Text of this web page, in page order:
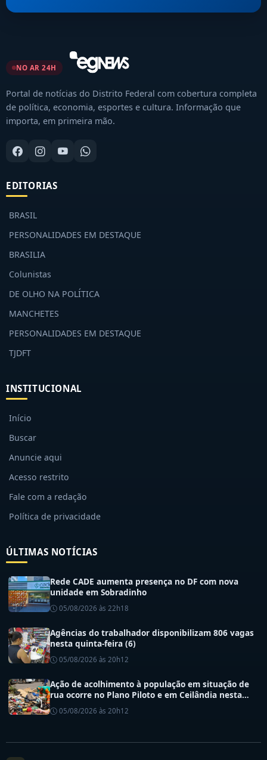
NO AR 24H
Portal de notícias do Distrito Federal com cobertura completa
de política, economia, esportes e cultura. Informação que
importa, em primeira mão.
EDITORIAS
BRASIL
PERSONALIDADES EM DESTAQUE
BRASILIA
Colunistas
DE OLHO NA POLÍTICA
MANCHETES
PERSONALIDADES EM DESTAQUE
TJDFT
INSTITUCIONAL
Início
Buscar
Anuncie aqui
Acesso restrito
Fale com a redação
Política de privacidade
ÚLTIMAS NOTÍCIAS
Rede CADE aumenta presença no DF com nova
unidade em Sobradinho
05/08/2026 às 22h18
Agências do trabalhador disponibilizam 806 vagas
nesta quinta-feira (6)
05/08/2026 às 20h12
Ação de acolhimento à população em situação de
rua ocorre no Plano Piloto e em Ceilândia nesta
05/08/2026 às 20h12